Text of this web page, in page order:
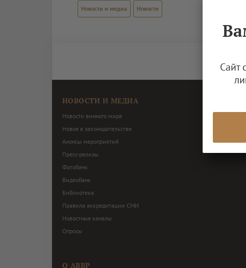
Новости и медиа Новости
НОВОСТИ И МЕДИА
Новости винного мира
Новое в законодательстве
Анонсы мероприятий
Пресс-релизы
Фотобанк
Видеобанк
Библиотека
Правила аккредитации СМИ
Новостные каналы
Опросы
О АВВР
Сайт